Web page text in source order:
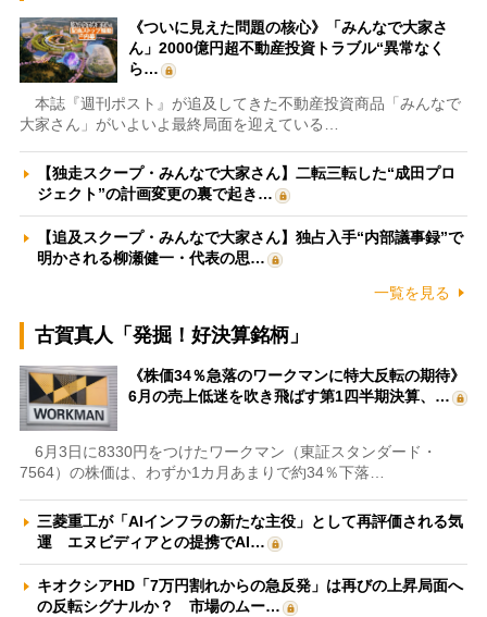
《ついに見えた問題の核心》「みんなで大家さ
ん」2000億円超不動産投資トラブル“異常なく
ら…
本誌『週刊ポスト』が追及してきた不動産投資商品「みんなで
大家さん」がいよいよ最終局面を迎えている…
【独走スクープ・みんなで大家さん】二転三転した“成田プロ
ジェクト”の計画変更の裏で起き…
【追及スクープ・みんなで大家さん】独占入手“内部議事録”で
明かされる柳瀬健一・代表の思…
一覧を見る
古賀真人「発掘！好決算銘柄」
《株価34％急落のワークマンに特大反転の期待》
6月の売上低迷を吹き飛ばす第1四半期決算、…
6月3日に8330円をつけたワークマン（東証スタンダード・
7564）の株価は、わずか1カ月あまりで約34％下落…
三菱重工が「AIインフラの新たな主役」として再評価される気
運 エヌビディアとの提携でAI…
キオクシアHD「7万円割れからの急反発」は再びの上昇局面へ
の反転シグナルか？ 市場のムー…